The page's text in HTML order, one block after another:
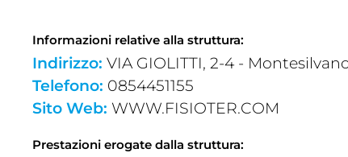
Informazioni relative alla struttura:
Indirizzo: VIA GIOLITTI, 2-4 -
Telefono: 0854451155
Sito Web: WWW.FISIOTER.COM
Prestazioni erogate dalla struttura: